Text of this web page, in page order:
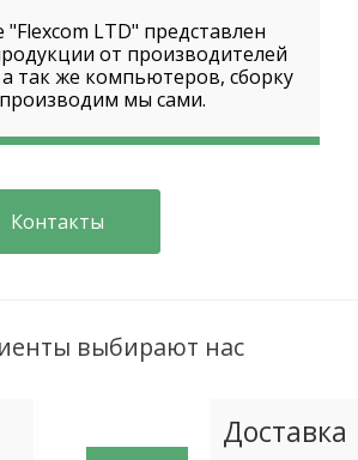
"Flexcom LTD" представлен
от производителей
так же компьютеров, сборку
мы сами.
Контакты
выбирают нас
Доставка